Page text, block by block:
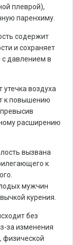
плеврой),
паренхиму.
содержит
и сохраняет
с давлением в
воздуха
к повышению
расширению
вызвана
к
мужчин
курения.
без
за изменения
физической